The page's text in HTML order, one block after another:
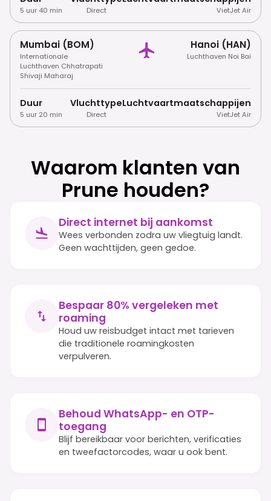
5 uur 40 min Direct VietJet Air
Mumbai (BOM)
Internationale
Luchthaven Chhatrapati
Shivaji Maharaj
Hanoi (HAN)
Luchthaven Noi Bai
Duur
5 uur 20 min
Vluchttype
Direct
Luchtvaartmaatschappijen
VietJet Air
Waarom klanten van
Prune houden?
Direct internet bij aankomst
Wees verbonden zodra uw vliegtuig landt.
Geen wachttijden, geen gedoe.
Bespaar 80% vergeleken met
roaming
Houd uw reisbudget intact met tarieven
die traditionele roamingkosten
verpulveren.
Behoud WhatsApp- en OTP-
toegang
Blijf bereikbaar voor berichten, verificaties
en tweefactorcodes, waar u ook bent.